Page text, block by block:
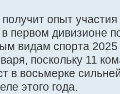
опыт
первом дивизионе
видам спорта 2025
поскольку 11
в восьмерке
этого года.